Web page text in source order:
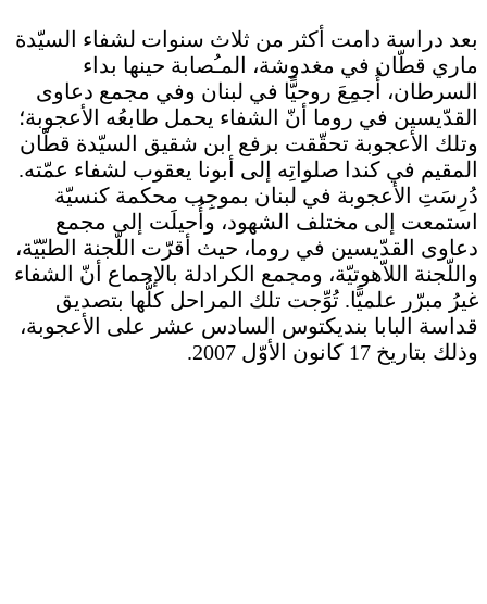
بعد دراسة دامت أكثر من ثلاث سنوات لشفاء السيّدة
ماري قطّان في مغدوشة، المـُصابة حينها بداء
السرطان، أُجمِعَ روحيًّا في لبنان وفي مجمع دعاوى
القدّيسين في روما أنّ الشفاء يحمل طابعُه الأعجوبة؛
وتلك الأعجوبة تحقّقت برفع ابن شقيق السيّدة قطّان
المقيم في كندا صلواتِه إلى أبونا يعقوب لشفاء عمّته.
دُرِسَتِ الأعجوبة في لبنان بموجِب محكمة كنسيّة
استمعت إلى مختلف الشهود، وأُحيلَت إلى مجمع
دعاوى القدّيسين في روما، حيث أقرّت اللّجنة الطبّيّة،
واللّجنة اللاّهوتيّة، ومجمع الكرادلة بالإجماع أنّ الشفاء
غيرُ مبرّر علميًّا. تُوِّجت تلك المراحل كلُّها بتصديق
قداسة البابا بنديكتوس السادس عشر على الأعجوبة،
وذلك بتاريخ 17 كانون الأوّل 2007.